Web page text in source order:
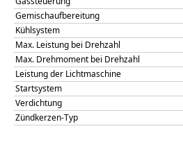
Gemischaufbereitung
Kühlsystem
Max. Leistung bei Drehzahl
Max. Drehmoment bei Drehzahl
Leistung der Lichtmaschine
Startsystem
Verdichtung
Zündkerzen-Typ